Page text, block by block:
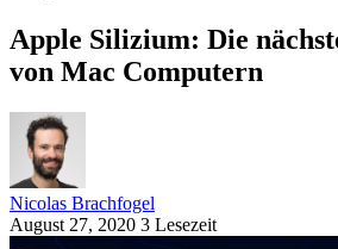
Apple Silizium: Die
von Mac Computern
Nicolas Brachfogel
August 27, 2020 3 Lesezeit